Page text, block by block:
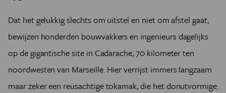
Dat het gelukkig slechts om uitstel en niet om afstel gaat,
bewijzen honderden bouwvakkers en ingenieurs dagelijks
op de gigantische site in Cadarache, 70 kilometer ten
noordwesten van Marseille. Hier verrijst immers langzaam
maar zeker een reusachtige tokamak, die het donutvormige